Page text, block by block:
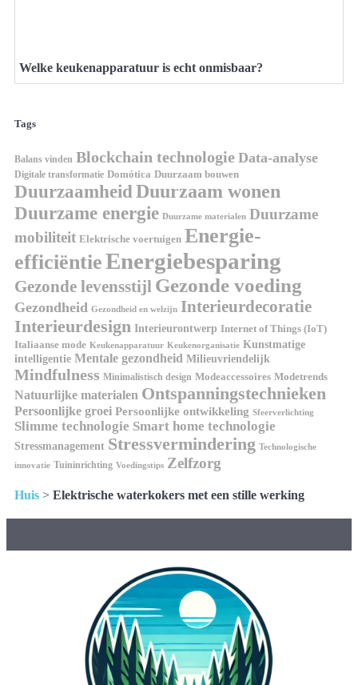
Welke keukenapparatuur is echt onmisbaar?
Tags
Balans vinden Blockchain technologie Data-analyse
Digitale transformatie Domótica Duurzaam bouwen
Duurzaamheid Duurzaam wonen
Duurzame energie Duurzame materialen Duurzame
mobiliteit Elektrische voertuigen Energie-
efficiëntieEnergiebesparing
Gezonde levensstijl Gezonde voeding
Gezondheid Gezondheid en welzijn Interieurdecoratie
Interieurdesign Interieurontwerp Internet of Things (IoT)
Italiaanse mode Keukenapparatuur Keukenorganisatie Kunstmatige
intelligentie Mentale gezondheid Milieuvriendelijk
Mindfulness Minimalistisch design Modeaccessoires Modetrends
Natuurlijke materialen Ontspanningstechnieken
Persoonlijke groei Persoonlijke ontwikkeling Sfeerverlichting
Slimme technologie Smart home technologie
Stressmanagement Stressvermindering Technologische
innovatie Tuininrichting Voedingstips Zelfzorg
Huis > Elektrische waterkokers met een stille werking